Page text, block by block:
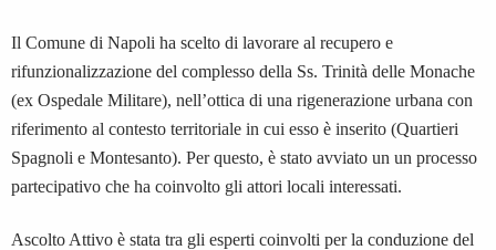
Il Comune di Napoli ha scelto di lavorare al recupero e
rifunzionalizzazione del complesso della Ss. Trinità delle Monache
(ex Ospedale Militare), nell’ottica di una rigenerazione urbana con
riferimento al contesto territoriale in cui esso è inserito (Quartieri
Spagnoli e Montesanto). Per questo, è stato avviato un un processo
partecipativo che ha coinvolto gli attori locali interessati.
Ascolto Attivo è stata tra gli esperti coinvolti per la conduzione del